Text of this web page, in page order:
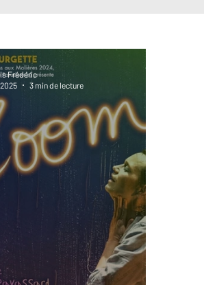
Récompense
Validé par Romane. Spécial Famille
Annuaire Théâtre - Musée
Frédéric
3 min de lecture